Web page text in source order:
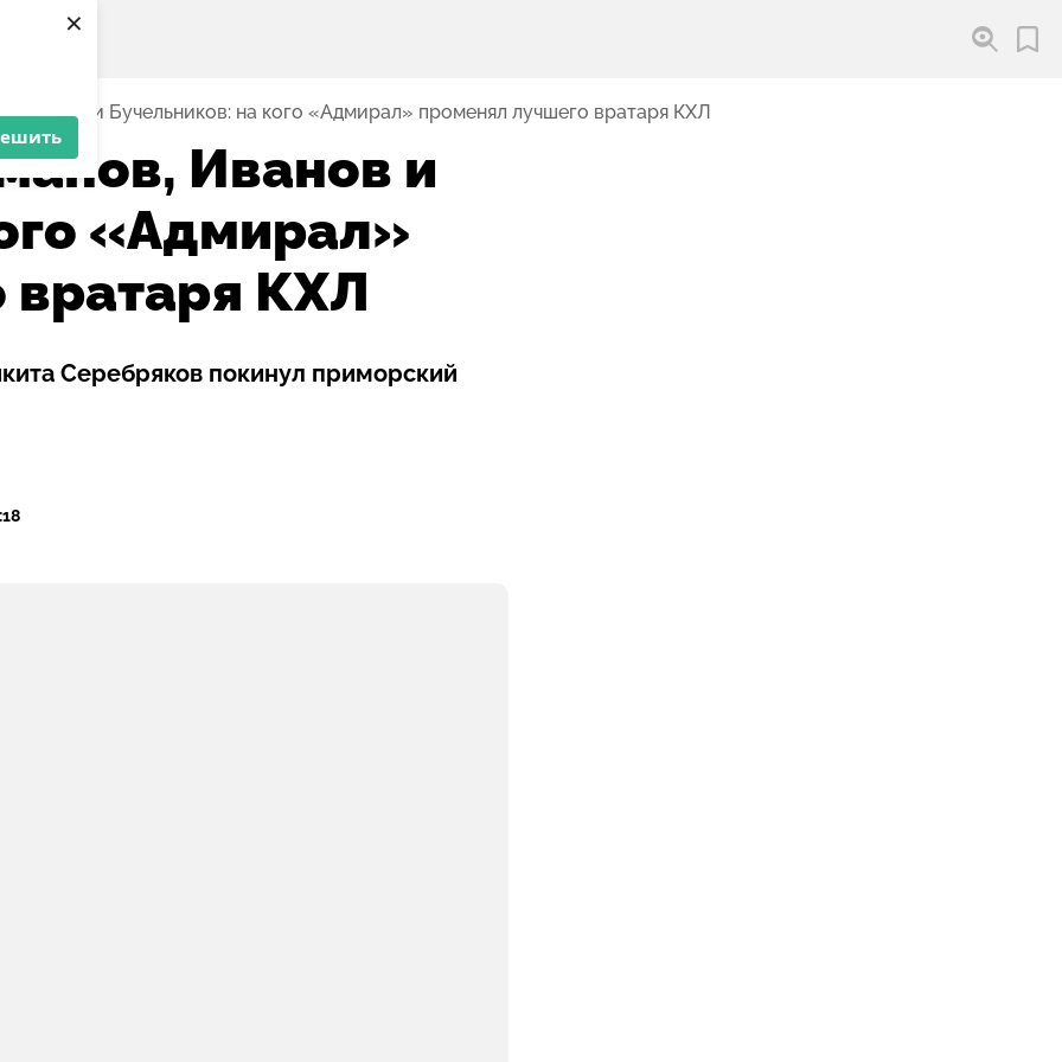
×
Иванов и Бучельников: на кого «Адмирал» променял лучшего вратаря КХЛ
Иванов и
«Адмирал»
вратаря КХЛ
Серебряков покинул приморский